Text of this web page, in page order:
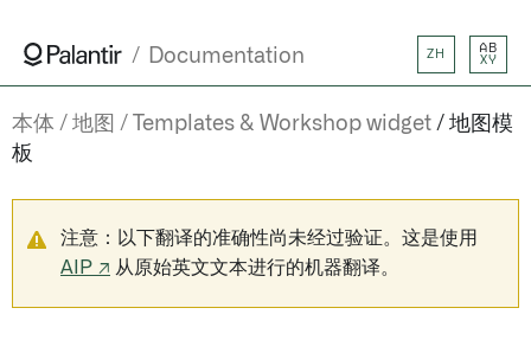
Documentation ZH
AB
XY
本体 地图 Templates & Workshop widget
地图模
板
注意：以下翻译的准确性尚未经过验证。这是使用
AIP ↗ 从原始英文文本进行的机器翻译。